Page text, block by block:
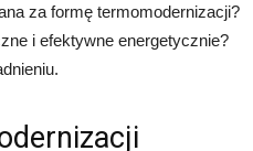
za formę termomodernizacji?
i efektywne energetycznie?